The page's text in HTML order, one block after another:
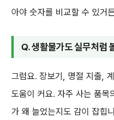
아야 숫자를 비교할 수 있거
Q. 생활물가도 실무처럼
그럼요. 장보기, 명절 지출,
도움이 커요. 자주 사는 품목
가 왜 늘었는지도 감이 잡힙